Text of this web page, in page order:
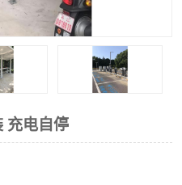
充电自停